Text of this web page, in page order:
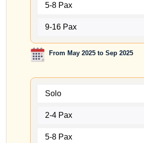
5-8 Pax
9-16 Pax
From May 2025 to Sep 2025
Solo
2-4 Pax
5-8 Pax